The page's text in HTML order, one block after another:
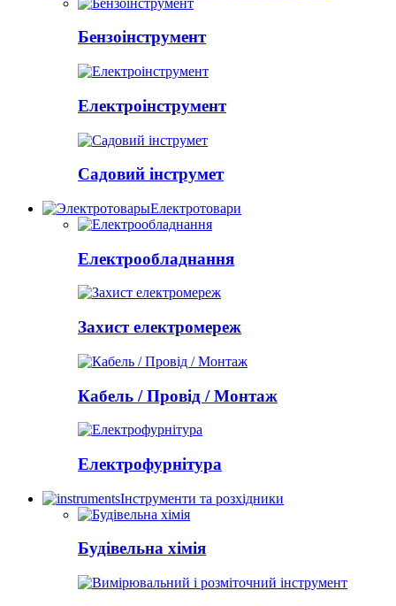
Бензоінструмент
Електроінструмент
Садовий інструмет
Електротовари
Електрообладнання
Захист електромереж
Кабель / Провід / Монтаж
Електрофурнітура
Інструменти та розхідники
Будівельна хімія